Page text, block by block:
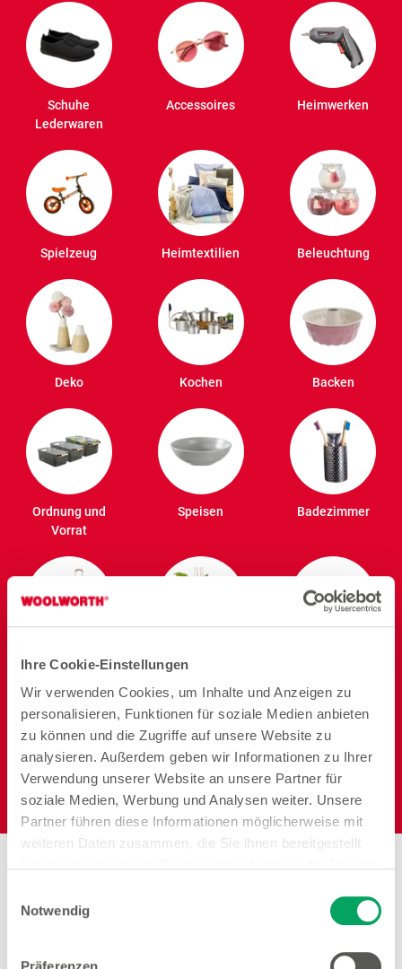
Ihre Cookie-Einstellungen
Wir verwenden Cookies, um Inhalte und Anzeigen zu
personalisieren, Funktionen für soziale Medien anbieten
zu können und die Zugriffe auf unsere Website zu
analysieren. Außerdem geben wir Informationen zu Ihrer
Verwendung unserer Website an unsere Partner für
soziale Medien, Werbung und Analysen weiter. Unsere
Partner führen diese Informationen möglicherweise mit
weiteren Daten zusammen, die Sie ihnen bereitgestellt
Einstellungen zu den Cookies finden Sie
Notwendig
Präferenzen
Schuhe
Lederwaren
Accessoires Heimwerken
Spielzeug Heimtextilien Beleuchtung
Deko Kochen Backen
Ordnung und
Vorrat
Speisen Badezimmer
Reisen Garten
Arbeiten bei Woolworth –
Ellwangen